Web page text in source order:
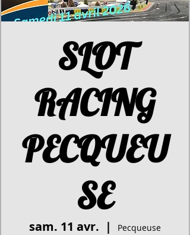
SLOT
RACING
PECQUEU
SE
sam. 11 avr.
  |
Pecqueuse